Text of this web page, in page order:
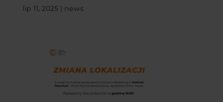
lip 11, 2025 | news